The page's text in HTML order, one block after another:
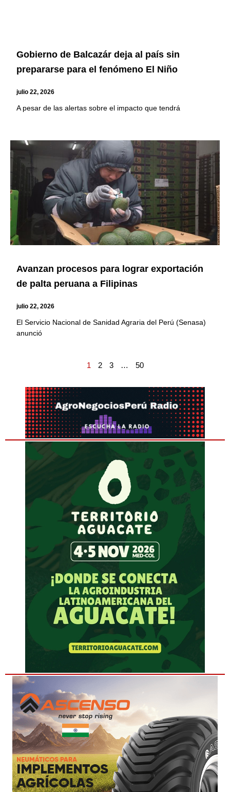
Gobierno de Balcazár deja al país sin
prepararse para el fenómeno El Niño
julio 22, 2026
A pesar de las alertas sobre el impacto que tendrá
Avanzan procesos para lograr exportación
de palta peruana a Filipinas
julio 22, 2026
El Servicio Nacional de Sanidad Agraria del Perú (Senasa)
anunció
1 2 3 … 50